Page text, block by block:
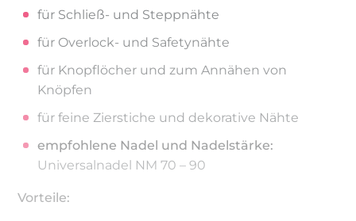
für Schließ- und Steppnähte
für Overlock- und Safetynähte
für Knopflöcher und zum Annähen von
Knöpfen
für feine Zierstiche und dekorative Nähte
empfohlene Nadel und Nadelstärke:
Universalnadel NM 70 – 90
Vorteile: